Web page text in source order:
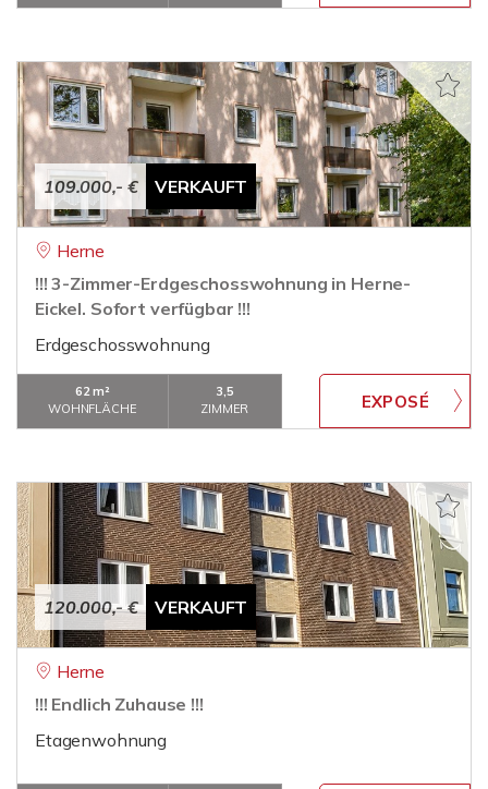
109.000,- € VERKAUFT
Herne
!!! 3-Zimmer-Erdgeschosswohnung in Herne-
Eickel. Sofort verfügbar !!!
Erdgeschosswohnung
62 m²
WOHNFLÄCHE
3,5
ZIMMER
120.000,- € VERKAUFT
Herne
!!! Endlich Zuhause !!!
Etagenwohnung